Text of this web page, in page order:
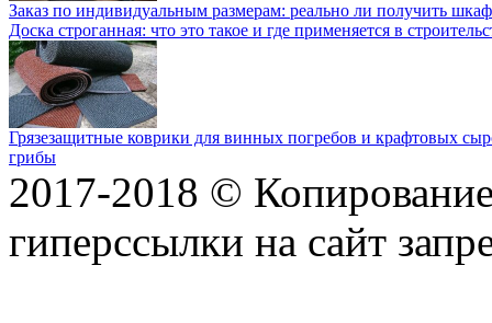
Заказ по индивидуальным размерам: реально ли получить
Доска строганная: что это такое и где применяется в
Грязезащитные коврики для винных погребов и крафтовых
грибы
2017-2018 ©
гиперссылки на сайт